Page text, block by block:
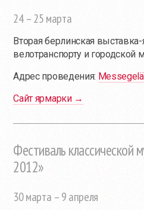
24 – 25 марта
Вторая берлинская
велотранспорту и городской
Адрес проведения:
Сайт ярмарки →
Фестиваль классической
2012»
30 марта – 9 апреля